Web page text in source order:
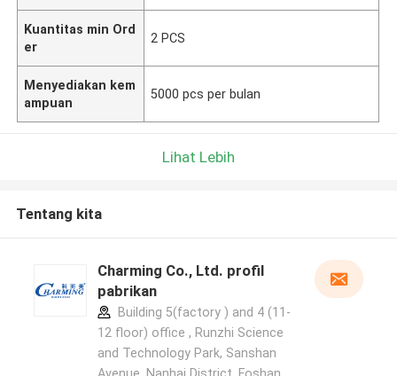
Kuantitas min Ord
er
2 PCS
Menyediakan kem
ampuan
5000 pcs per bulan
Lihat Lebih
Tentang kita
Charming Co., Ltd. profil
pabrikan
Building 5(factory ) and 4 (11-
12 floor) office , Runzhi Science
and Technology Park, Sanshan